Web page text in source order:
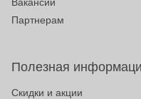
Партнерам
Полезная
Скидки и акции